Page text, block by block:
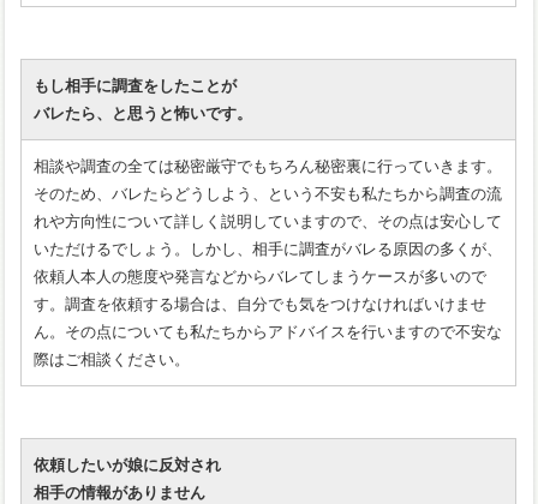
もし相手に調査をしたことが
バレたら、と思うと怖いです。
相談や調査の全ては秘密厳守でもちろん秘密裏に行っていきます。
そのため、バレたらどうしよう、という不安も私たちから調査の流
れや方向性について詳しく説明していますので、その点は安心して
いただけるでしょう。しかし、相手に調査がバレる原因の多くが、
依頼人本人の態度や発言などからバレてしまうケースが多いので
す。調査を依頼する場合は、自分でも気をつけなければいけませ
ん。その点についても私たちからアドバイスを行いますので不安な
際はご相談ください。
依頼したいが娘に反対され
相手の情報がありません